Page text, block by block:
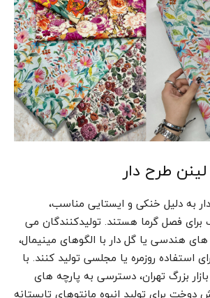
لینن طرح دار
به دلیل خنکی و ایستایی مناسب،
فصل گرما هستند. تولیدکنندگان می
های هندسی یا گل دار با الگوهای مینیمال،
استفاده روزمره یا مجلسی تولید کنند. با
بزرگ تهران، دسترسی به پارچه های
برای تولید انبوه مانتوهای تابستانه